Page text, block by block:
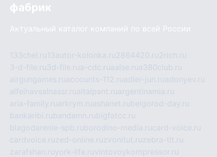
фабрик
Актуальный каталог компаний по всей России
133chel.ru13autor-kolonka.ru2864420.ru2rich.ru
3-d-file.ru3d-file.rua-cdc.ruaalse.rua380club.ru
airgungames.ruaccounts-112.ruadler-jun.ruadonyev.ru
alfeihavsalnassr.rualtaipant.ruargentinamia.ru
aria-family.ruarkrym.ruashanet.rubelgorod-day.ru
bankaribi.rubandamn.rubigfatcc.ru
blagodarenie-spb.ruborodino-media.rucard-voice.ru
cardvoice.ruzed-online.ruzvonitut.ruzebra-tlt.ru
zarafshan.ruyork-life.ruvintovoykompressor.ru